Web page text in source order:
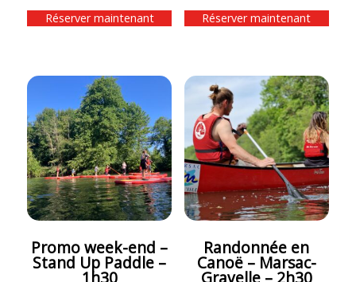
Réserver maintenant Réserver maintenant
Promo week-end –
Stand Up Paddle –
Randonnée en
Canoë – Marsac-